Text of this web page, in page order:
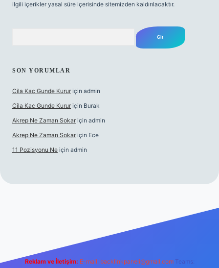
ilgili içerikler yasal süre içerisinde sitemizden kaldırılacaktır.
SON YORUMLAR
Cila Kac Gunde Kurur için admin
Cila Kac Gunde Kurur için Burak
Akrep Ne Zaman Sokar için admin
Akrep Ne Zaman Sokar için Ece
11 Pozisyonu Ne için admin
Reklam ve İletişim: E-mail: backlinkpaneli@gmail.com Teams: